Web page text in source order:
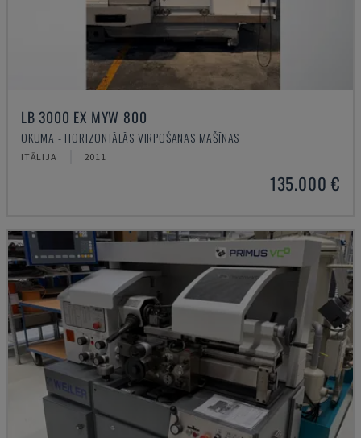
LB 3000 EX MYW 800
OKUMA - HORIZONTĀLĀS VIRPOŠANAS MAŠĪNAS
ITĀLIJA 2011
135.000 €